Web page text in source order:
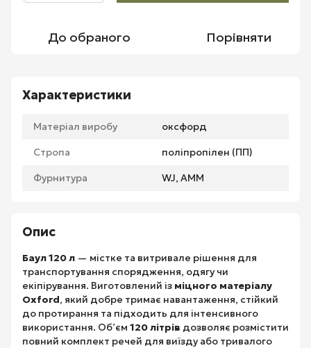
До обраного Порівняти
Характеристики
Матеріал виробу оксфорд
Стропа поліпропілен (ПП)
Фурнитура WJ, AMM
Опис
Баул 120 л — містке та витривале рішення для
транспортування спорядження, одягу чи
екіпірування. Виготовлений із міцного матеріалу
Oxford, який добре тримає навантаження, стійкий
до протирання та підходить для інтенсивного
використання. Об’єм 120 літрів дозволяє розмістити
повний комплект речей для виїзду або тривалого